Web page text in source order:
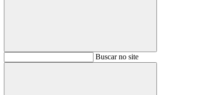
BuscarBuscar no site